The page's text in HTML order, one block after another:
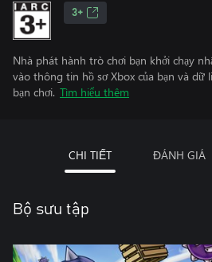
3+
Nhà phát hành trò chơi bạn khởi chạy
vào thông tin hồ sơ Xbox của bạn và dữ
bạn chơi. Tìm hiểu thêm
CHI TIẾT ĐÁNH GIÁ
Bộ sưu tập